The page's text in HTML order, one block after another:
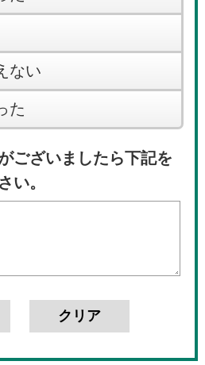
ない
た
ございましたら下記を
い。